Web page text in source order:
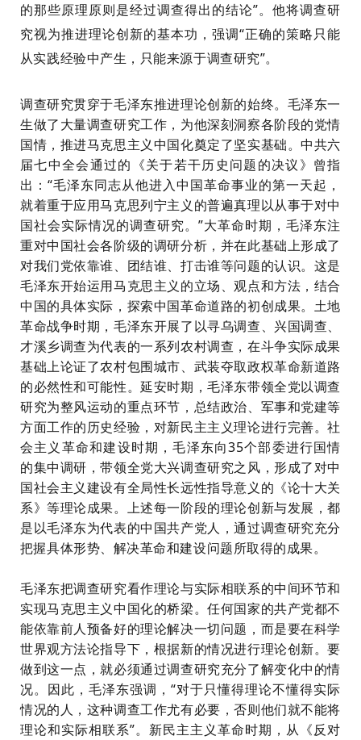
的那些原理原则是经过调查得出的结论”。他将调查研
究视为推进理论创新的基本功，强调“正确的策略只能
从实践经验中产生，只能来源于调查研究”。
调查研究贯穿于毛泽东推进理论创新的始终。毛泽东一
生做了大量调查研究工作，为他深刻洞察各阶段的党情
国情，推进马克思主义中国化奠定了坚实基础。中共六
届七中全会通过的《关于若干历史问题的决议》曾指
出： “毛泽东同志从他进入中国革命事业的第一天起，
就着重于应用马克思列宁主义的普遍真理以从事于对中
国社会实际情况的调查研究。”大革命时期，毛泽东注
重对中国社会各阶级的调研分析，并在此基础上形成了
对我们党依靠谁、团结谁、打击谁等问题的认识。这是
毛泽东开始运用马克思主义的立场、观点和方法，结合
中国的具体实际，探索中国革命道路的初创成果。土地
革命战争时期，毛泽东开展了以寻乌调查、兴国调查、
才溪乡调查为代表的一系列农村调查，在斗争实际成果
基础上论证了农村包围城市、武装夺取政权革命新道路
的必然性和可能性。延安时期，毛泽东带领全党以调查
研究为整风运动的重点环节，总结政治、军事和党建等
方面工作的历史经验，对新民主主义理论进行完善。社
会主义革命和建设时期，毛泽东向35个部委进行国情
的集中调研，带领全党大兴调查研究之风，形成了对中
国社会主义建设有全局性长远性指导意义的《论十大关
系》等理论成果。上述每一阶段的理论创新与发展，都
是以毛泽东为代表的中国共产党人，通过调查研究充分
把握具体形势、解决革命和建设问题所取得的成果。
毛泽东把调查研究看作理论与实际相联系的中间环节和
实现马克思主义中国化的桥梁。任何国家的共产党都不
能依靠前人预备好的理论解决一切问题，而是要在科学
世界观方法论指导下，根据新的情况进行理论创新。要
做到这一点，就必须通过调查研究充分了解变化中的情
况。因此，毛泽东强调，“对于只懂得理论不懂得实际
情况的人，这种调查工作尤有必要，否则他们就不能将
理论和实际相联系”。新民主主义革命时期，从《反对